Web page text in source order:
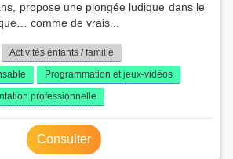
propose une plongée ludique dans le
comme de vrais...
Activités enfants / famille
Programmation et jeux-vidéos
professionnelle
Consulter